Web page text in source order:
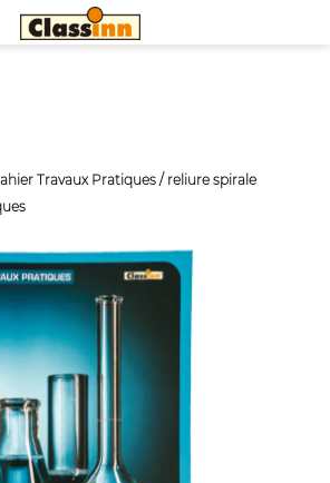
Travaux Pratiques / reliure spirale